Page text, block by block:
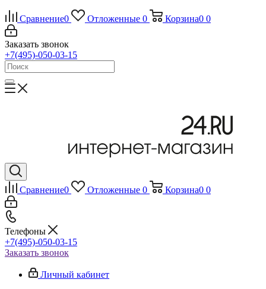
Сравнение0 Отложенные 0 Корзина0 0
Заказать звонок
+7(495)-050-03-15
Сравнение0 Отложенные 0 Корзина0 0
Телефоны
+7(495)-050-03-15
Заказать звонок
Личный кабинет